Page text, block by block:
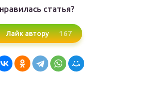
статья?
Лайк автору 167